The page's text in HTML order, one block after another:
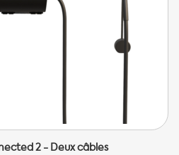
2 - Deux câbles